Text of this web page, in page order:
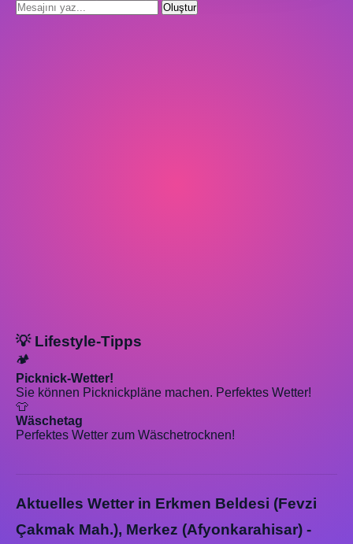
Oluştur
💡 Lifestyle-Tipps
🏕️
Picknick-Wetter!
Sie können Picknickpläne machen. Perfektes Wetter!
👕
Wäschetag
Perfektes Wetter zum Wäschetrocknen!
Aktuelles Wetter in Erkmen Beldesi (Fevzi
Çakmak Mah.), Merkez (Afyonkarahisar) -